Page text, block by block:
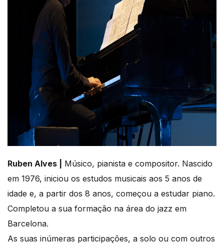
Ruben Alves |
Músico, pianista e compositor. Nascido
em 1976, iniciou os estudos musicais aos 5 anos de
idade e, a partir dos 8 anos, começou a estudar piano.
Completou a sua formação na área do jazz em
Barcelona.
As suas inúmeras participações, a solo ou com outros